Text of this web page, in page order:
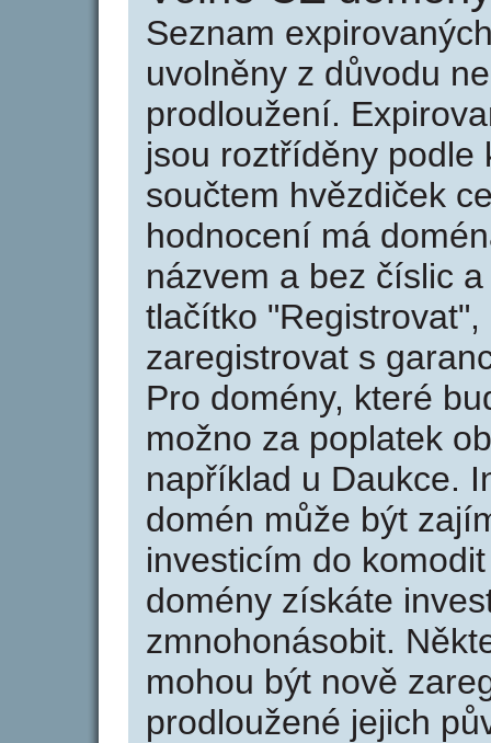
Seznam
uvolněny z důvodu
prodloužení.
jsou roztříděny podle
součtem hvězdiček
hodnocení má
názvem a bez číslic
tlačítko
zaregistrovat s
Pro domény, které
možno za poplatek
například u Daukce.
domén může být
investicím do
domény získáte
zmnohonásobit.
mohou být nově
prodloužené jejich